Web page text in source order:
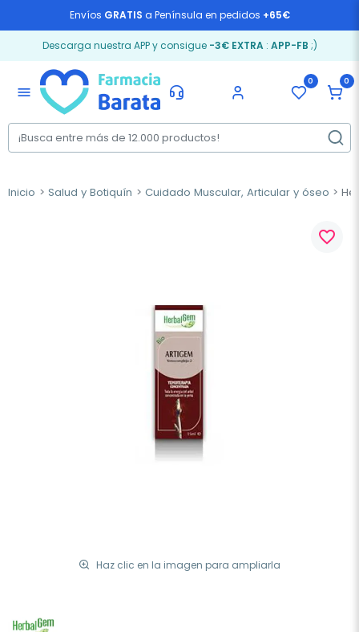
Envíos GRATIS a Península en pedidos +65€
Descarga nuestra APP y consigue -3€ EXTRA: APP-FB ;)
menu
0 0
Inicio Salud y Botiquín Cuidado Muscular, Articular y óseo
Haz clic en la imagen para ampliarla
favorite_border